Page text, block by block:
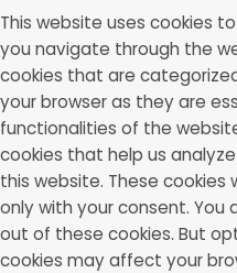
This website uses cookies
you navigate through the
cookies that are
your browser as they are
functionalities of the
cookies that help us
this website. These cookies
only with your consent.
out of these cookies. But
cookies may affect your